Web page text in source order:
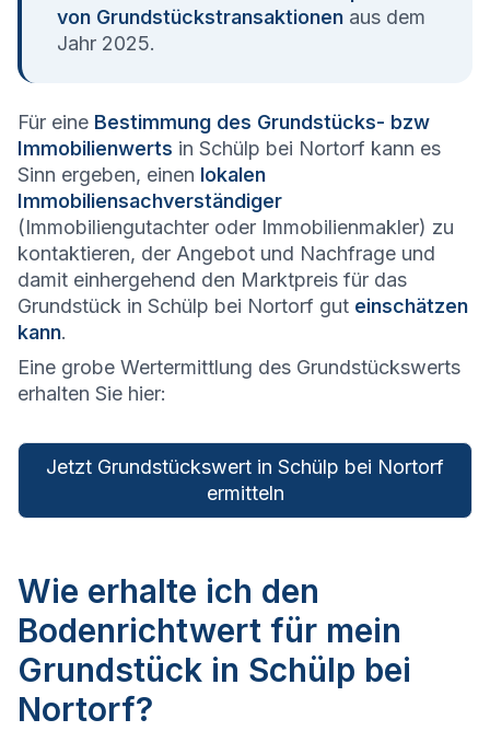
von Grundstückstransaktionen aus dem
Jahr 2025.
Für eine Bestimmung des Grundstücks- bzw
Immobilienwerts in Schülp bei Nortorf kann es
Sinn ergeben, einen lokalen
Immobiliensachverständiger
(Immobiliengutachter oder Immobilienmakler) zu
kontaktieren, der Angebot und Nachfrage und
damit einhergehend den Marktpreis für das
Grundstück in Schülp bei Nortorf gut einschätzen
kann.
Eine grobe Wertermittlung des Grundstückswerts
erhalten Sie hier:
Jetzt Grundstückswert in Schülp bei Nortorf
ermitteln
Wie erhalte ich den
Bodenrichtwert für mein
Grundstück in Schülp bei
Nortorf?